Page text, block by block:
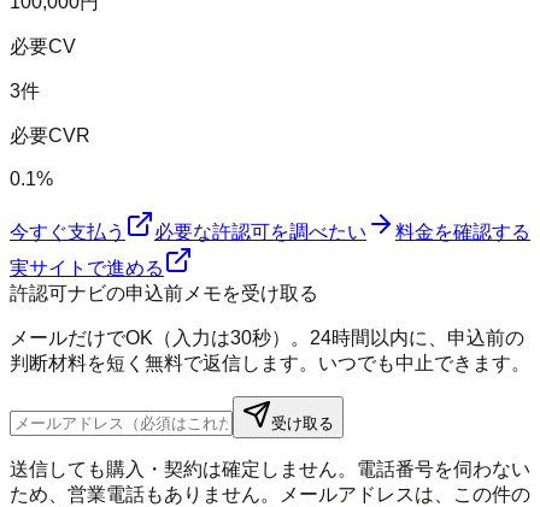
必要CV
3件
必要CVR
0.1%
今すぐ支払う 必要な許認可を調べたい
料金を確認する
実サイトで進める
許認可ナビの申込前メモを受け取る
メールだけでOK（入力は30秒）。24時間以内に、申込前の
判断材料を短く無料で返信します。いつでも中止できます。
受け取る
送信しても購入・契約は確定しません。電話番号を伺わない
ため、営業電話もありません。メールアドレスは、この件の